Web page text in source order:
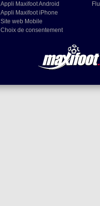
Appli Maxifoot Android
Appli Maxifoot iPhone
Site web Mobile
Choix de consentement